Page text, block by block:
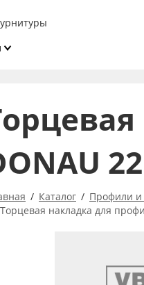
Каталог Профили и
Торцевая накладка для